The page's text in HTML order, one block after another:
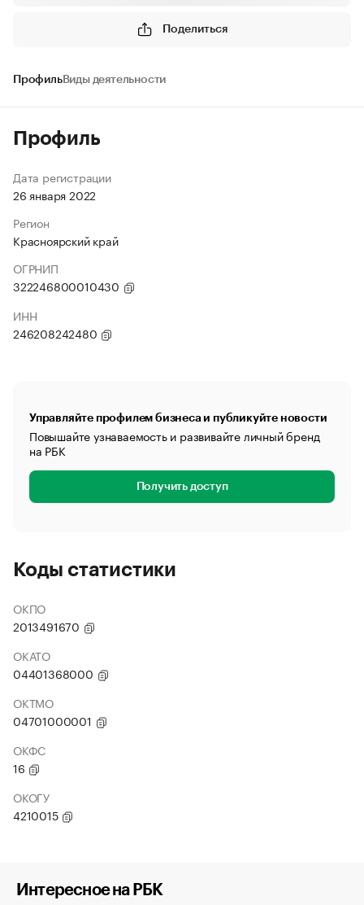
Поделиться
ПрофильВиды деятельности
Профиль
Дата регистрации
26 января 2022
Регион
Красноярский край
ОГРНИП
322246800010430
ИНН
246208242480
Управляйте профилем бизнеса и публикуйте новости
Повышайте узнаваемость и развивайте личный бренд
на РБК
Получить доступ
Коды статистики
ОКПО
2013491670
ОКАТО
04401368000
ОКТМО
04701000001
ОКФС
16
ОКОГУ
4210015
Интересное на РБК